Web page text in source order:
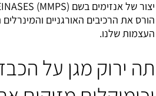
הורס את הרכיבים האורגניים
העצמות שלנו.
תה ירוק מגן על